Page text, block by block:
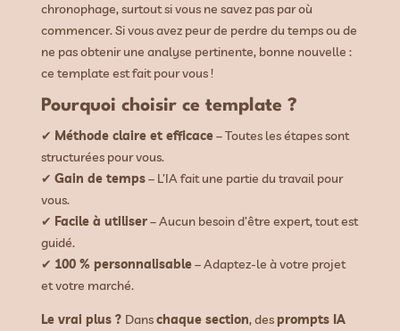
chronophage, surtout si vous ne savez pas par où
commencer. Si vous avez peur de perdre du temps ou de
ne pas obtenir une analyse pertinente, bonne nouvelle :
ce template est fait pour vous !
Pourquoi choisir ce template ?
✔ Méthode claire et efficace– Toutes les étapes sont
structurées pour vous.
✔Gain de temps– L’IA fait une partie du travail pour
vous.
✔ Facile à utiliser– Aucun besoin d’être expert, tout est
guidé.
✔ 100 % personnalisable– Adaptez-le à votre projet
et votre marché.
Le vrai plus ? Danschaque section, desprompts IA